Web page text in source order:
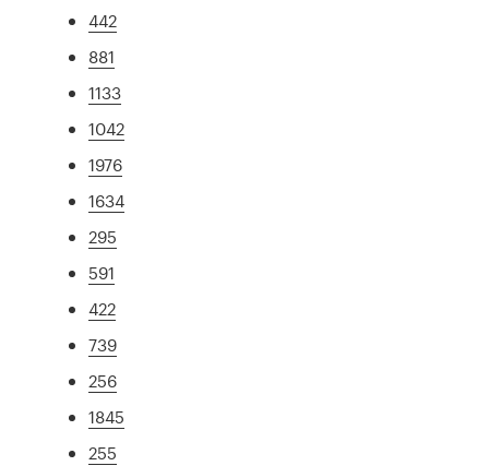
442
881
1133
1042
1976
1634
295
591
422
739
256
1845
255